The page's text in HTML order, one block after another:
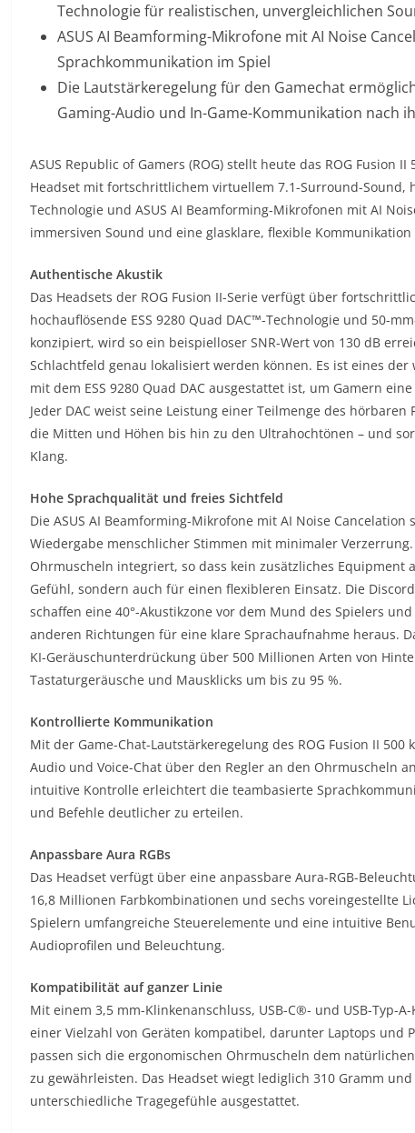
Technologie für realistischen, unvergleichlichen
ASUS AI Beamforming-Mikrofone mit AI Noise
Sprachkommunikation im Spiel
Die Lautstärkeregelung für den Gamechat
Gaming-Audio und In-Game-Kommunikation nach
ASUS Republic of Gamers (ROG) stellt heute das ROG Fusion
Headset mit fortschrittlichem virtuellem 7.1-Surround-Sound,
Technologie und ASUS AI Beamforming-Mikrofonen mit AI
immersiven Sound und eine glasklare, flexible
Authentische Akustik
Das Headsets der ROG Fusion II-Serie verfügt über
hochauflösende ESS 9280 Quad DAC™-Technologie und 50-
konzipiert, wird so ein beispielloser SNR-Wert von 130 dB
Schlachtfeld genau lokalisiert werden können. Es ist eines
mit dem ESS 9280 Quad DAC ausgestattet ist, um Gamern
Jeder DAC weist seine Leistung einer Teilmenge des
die Mitten und Höhen bis hin zu den Ultrahochtönen – und
Klang.
Hohe Sprachqualität und freies Sichtfeld
Die ASUS AI Beamforming-Mikrofone mit AI Noise
Wiedergabe menschlicher Stimmen mit minimaler
Ohrmuscheln integriert, so dass kein zusätzliches
Gefühl, sondern auch für einen flexibleren Einsatz. Die
schaffen eine 40°-Akustikzone vor dem Mund des Spielers
anderen Richtungen für eine klare Sprachaufnahme heraus.
KI-Geräuschunterdrückung über 500 Millionen Arten von
Tastaturgeräusche und Mausklicks um bis zu 95 %.
Kontrollierte Kommunikation
Mit der Game-Chat-Lautstärkeregelung des ROG Fusion II
Audio und Voice-Chat über den Regler an den Ohrmuscheln
intuitive Kontrolle erleichtert die teambasierte
und Befehle deutlicher zu erteilen.
Anpassbare Aura RGBs
Das Headset verfügt über eine anpassbare Aura-RGB-
16,8 Millionen Farbkombinationen und sechs voreingestellte
Spielern umfangreiche Steuerelemente und eine intuitive
Audioprofilen und Beleuchtung.
Kompatibilität auf ganzer Linie
Mit einem 3,5 mm-Klinkenanschluss, USB-C®- und USB-Typ-
einer Vielzahl von Geräten kompatibel, darunter Laptops und
passen sich die ergonomischen Ohrmuscheln dem
zu gewährleisten. Das Headset wiegt lediglich 310 Gramm
unterschiedliche Tragegefühle ausgestattet.